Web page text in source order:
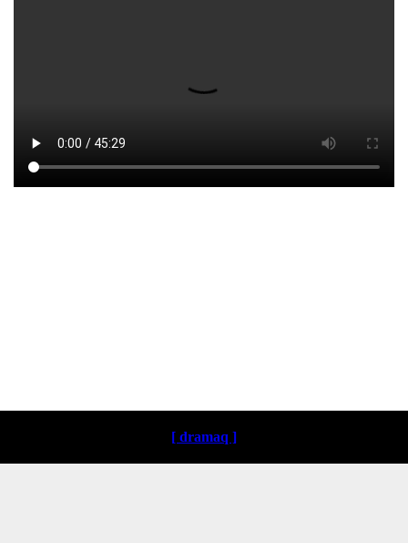
[ dramaq ]